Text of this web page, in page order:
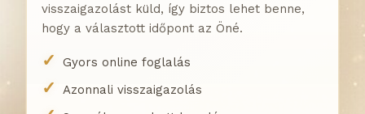
visszaigazolást küld, így biztos lehet benne,
hogy a választott időpont az Öné.
Gyors online foglalás
Azonnali visszaigazolás